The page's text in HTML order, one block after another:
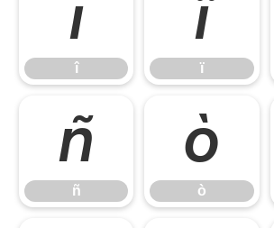
î
î
ï
ï
ñ
ñ
ò
ò